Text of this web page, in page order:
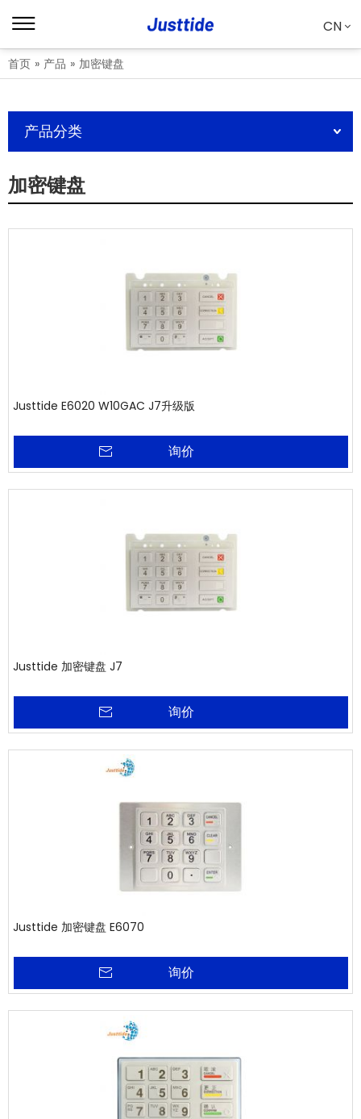
CN
首页 » 产品 » 加密键盘
产品分类
加密键盘
Justtide E6020 W10GAC J7升级版
询价
Justtide 加密键盘 J7
询价
Justtide 加密键盘 E6070
询价